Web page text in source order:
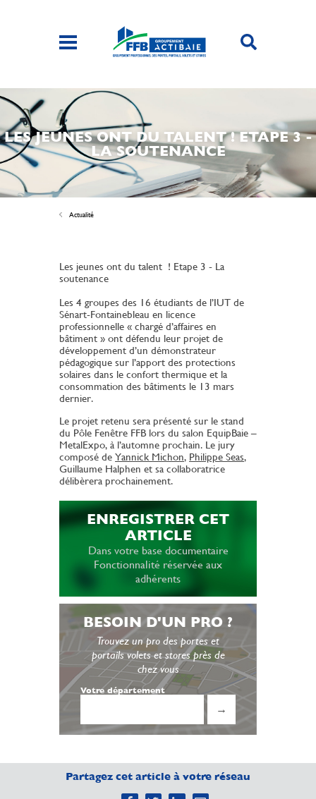
LES JEUNES ONT DU TALENT ! ETAPE 3 -
LA SOUTENANCE
Actualité
Les jeunes ont du talent ! Etape 3 - La
soutenance
Les 4 groupes des 16 étudiants de l’IUT de
Sénart-Fontainebleau en licence
professionnelle « chargé d’affaires en
bâtiment » ont défendu leur projet de
développement d’un démonstrateur
pédagogique sur l’apport des protections
solaires dans le confort thermique et la
consommation des bâtiments le 13 mars
dernier.
Le projet retenu sera présenté sur le stand
du Pôle Fenêtre FFB lors du salon EquipBaie –
MetalExpo, à l’automne prochain. Le jury
composé de Yannick Michon, Philippe Seas,
Guillaume Halphen et sa collaboratrice
délibèrera prochainement.
ENREGISTRER CET
ARTICLE
Dans votre base documentaire
Fonctionnalité réservée aux
adhérents
BESOIN D'UN PRO ?
Trouvez un pro des portes et
portails volets et stores près de
chez vous
Votre département
→
Partagez cet article à votre réseau